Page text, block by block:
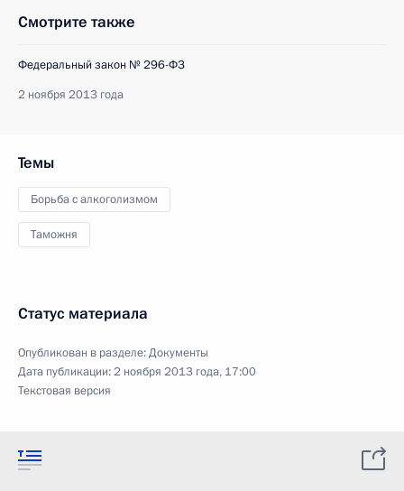
Смотрите также
Федеральный закон № 296-ФЗ
2 ноября 2013 года
Темы
Борьба с алкоголизмом
Таможня
Статус материала
Опубликован в разделе:Документы
Дата публикации:2 ноября 2013 года, 17:00
Текстовая версия